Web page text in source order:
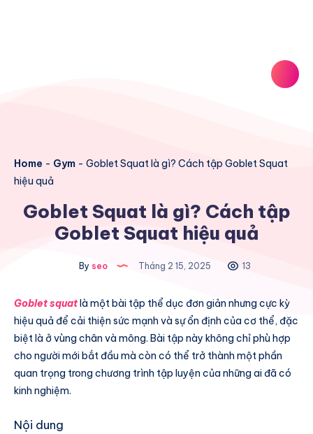
Home - Gym - Goblet Squat là gì? Cách tập Goblet Squat
hiệu quả
Goblet Squat là gì? Cách tập
Goblet Squat hiệu quả
By seo Tháng 2 15, 2025 13
Goblet squatlà một bài tập thể dục đơn giản nhưng cực kỳ
hiệu quả để cải thiện sức mạnh và sự ổn định của cơ thể, đặc
biệt là ở vùng chân và mông. Bài tập này không chỉ phù hợp
cho người mới bắt đầu mà còn có thể trở thành một phần
quan trọng trong chương trình tập luyện của những ai đã có
kinh nghiệm.
Nội dung